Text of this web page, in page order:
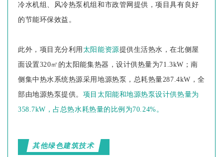
冷水机组、风冷热泵机组和市政管网提供，项目具有良好
的节能环保效益。
此外，项目充分利用 太阳能资源提供生活热水，在北侧屋
面设置320㎡的太阳能集热器，设计供热量为71.3kW；南
侧集中热水系统热源采用地源热泵，总耗热量287.4kW，全
部由地源热泵提供。 项目太阳能和地源热泵设计供热量为
358.7kW，占总热水耗热量的比例为70.24%。
其他绿色建筑技术